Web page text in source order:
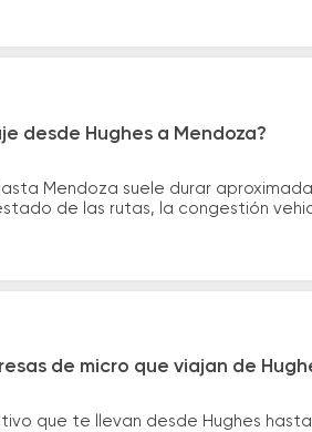
desde Hughes a Mendoza?
Mendoza suele durar
de las rutas, la congestión
de micro que viajan de
que te llevan desde Hughes